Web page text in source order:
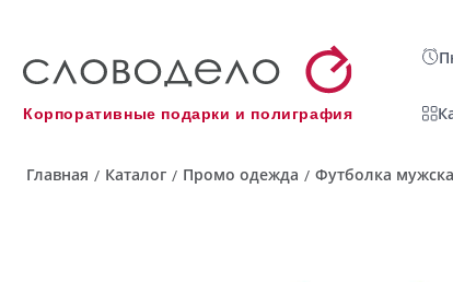
Корпоративные подарки и полиграфия
Главная / Каталог / Промо одежда / Футболка